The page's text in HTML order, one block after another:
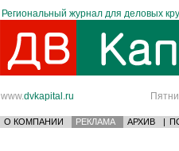
Региональный журнал для деловых
www.dvkapital.ru
О КОМПАНИИ РЕКЛАМА АРХИВ |